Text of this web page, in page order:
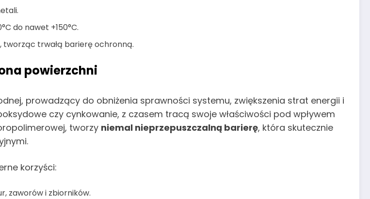
do nawet +150°C.
tworząc trwałą barierę ochronną.
powierzchni
prowadzący do obniżenia sprawności systemu, zwiększenia strat energii i
czy cynkowanie, z czasem tracą swoje właściwości pod wpływem
tworzy niemal nieprzepuszczalną barierę, która skutecznie
korzyści:
zaworów i zbiorników.